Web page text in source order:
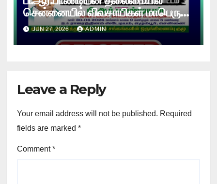
சென்னையில் விவசாயிகள் மாபெரும்
உண்ணாவிரத போராட்டம் !
JUN 27, 2026 ADMIN
Leave a Reply
Your email address will not be published. Required
fields are marked *
Comment*